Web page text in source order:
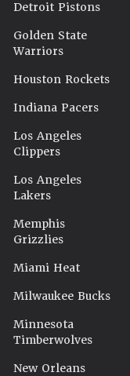
Detroit Pistons
Golden State
Warriors
Houston Rockets
Indiana Pacers
Los Angeles
Clippers
Los Angeles
Lakers
Memphis
Grizzlies
Miami Heat
Milwaukee Bucks
Minnesota
Timberwolves
New Orleans